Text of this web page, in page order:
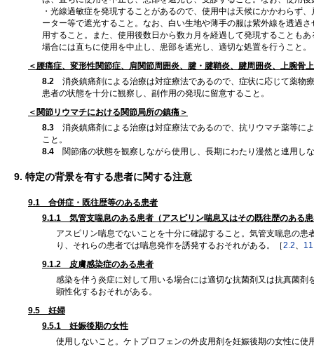
・光線過敏症を発現することがあるので、使用中は天候にかかわらず
ーター等で遮光すること。なお、白い生地や薄手の服は紫外線を透過
用すること。また、使用後数日から数カ月を経過して発現することも
場合には直ちに使用を中止し、患部を遮光し、適切な処置を行うこと。
＜腰痛症、変形性関節症、肩関節周囲炎、腱・腱鞘炎、腱周囲炎、上腕骨
8.2 消炎鎮痛剤による治療は対症療法であるので、症状に応じて薬物
患者の状態を十分に観察し、副作用の発現に留意すること。
＜関節リウマチにおける関節局所の鎮痛＞
8.3 消炎鎮痛剤による治療は対症療法であるので、抗リウマチ薬等に
こと。
8.4 関節痛の状態を観察しながら使用し、長期にわたり漫然と連用し
9. 特定の背景を有する患者に関する注意
9.1 合併症・既往歴等のある患者
9.1.1 気管支喘息のある患者（アスピリン喘息又はその既往歴のある
アスピリン喘息でないことを十分に確認すること。気管支喘息の
り、それらの患者では喘息発作を誘発するおそれがある。［2.2
9.1.2 皮膚感染症のある患者
感染を伴う炎症に対して用いる場合には適切な抗菌剤又は抗真菌
顕性化するおそれがある。
9.5 妊婦
9.5.1 妊娠後期の女性
使用しないこと。ケトプロフェンの外皮用剤を妊娠後期の女性に